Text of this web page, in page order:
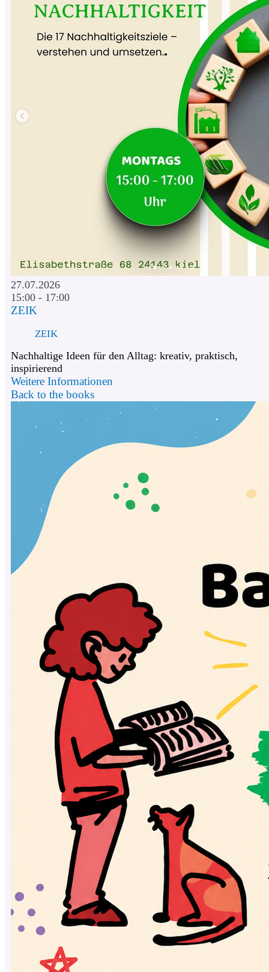
27.07.2026
15:00 - 17:00
ZEIK
ZEIK
Nachhaltige Ideen für den Alltag: kreativ, praktisch,
inspirierend
Weitere Informationen
Back to the books